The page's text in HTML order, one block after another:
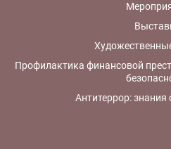
Профилактика финансовой
Антитеррор: